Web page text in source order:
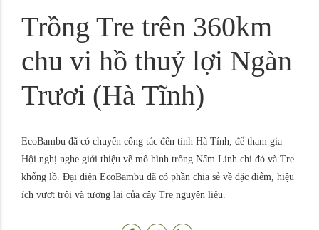
Trồng Tre trên 360km
chu vi hồ thuỷ lợi Ngàn
Trươi (Hà Tĩnh)
EcoBambu đã có chuyến công tác đến tỉnh Hà Tỉnh, để tham gia
Hội nghị nghe giới thiệu về mô hình trồng Nấm Linh chi đỏ và Tre
khổng lồ. Đại diện EcoBambu đã có phần chia sẻ về đặc điểm, hiệu
ích vượt trội và tương lai của cây Tre nguyên liệu.